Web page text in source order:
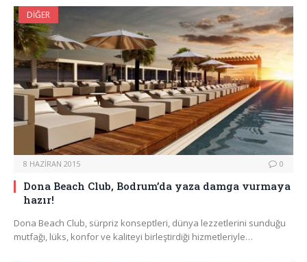
DIĞER
8 HAZIRAN 2015 0
Dona Beach Club, Bodrum’da yaza damga vurmaya
hazır!
Dona Beach Club, sürpriz konseptleri, dünya lezzetlerini sunduğu
mutfağı, lüks, konfor ve kaliteyi birleştirdiği hizmetleriyle…